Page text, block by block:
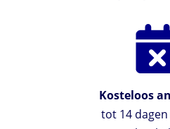
Kosteloos
tot 14